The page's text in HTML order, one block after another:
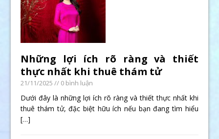
Những lợi ích rõ ràng và thiết
thực nhất khi thuê thám tử
21/11/2025 // 0 bình luận
Dưới đây là những lợi ích rõ ràng và thiết thực nhất khi
thuê thám tử, đặc biệt hữu ích nếu bạn đang tìm hiểu
[…]